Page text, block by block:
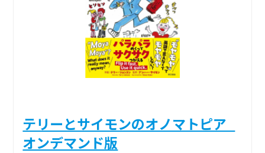
テリーとサイモンのオノマトピア_
オンデマンド版